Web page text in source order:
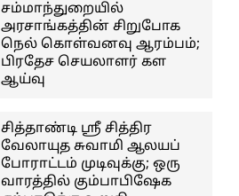
சம்மாந்துறையில்
அரசாங்கத்தின் சிறுபோக
நெல் கொள்வனவு ஆரம்பம்;
பிரதேச செயலாளர் கள
ஆய்வு
சித்தாண்டி ஸ்ரீ சித்திர
வேலாயுத சுவாமி ஆலயப்
போராட்டம் முடிவுக்கு; ஒரு
வாரத்தில் கும்பாபிஷேக